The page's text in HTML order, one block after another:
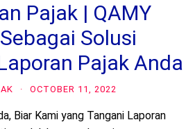
Pajak | QAMY
Solusi
Pajak Anda
· OCTOBER 11, 2022
Biar Kami yang Tangani Laporan